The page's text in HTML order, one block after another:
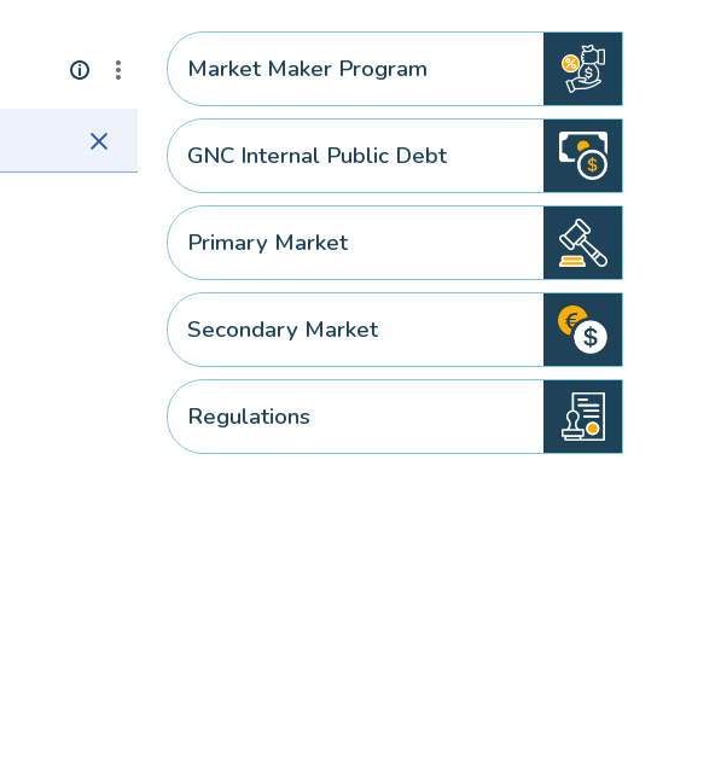
Market Maker Program
GNC Internal Public Debt
Primary Market
Secondary Market
Regulations